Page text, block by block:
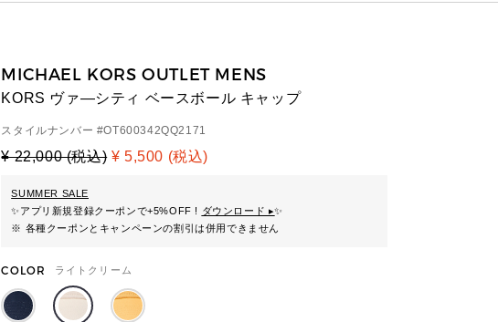
MICHAEL KORS OUTLET MENS
KORS ヴァ―シティ ベースボール キャップ
スタイルナンバー #OT600342QQ2171
¥ 22,000 (税込) ¥ 5,500 (税込)
SUMMER SALE
✨アプリ新規登録クーポンで+5%OFF ! ダウンロード ▸✨
※ 各種クーポンとキャンペーンの割引は併用できません
COLOR ライトクリーム